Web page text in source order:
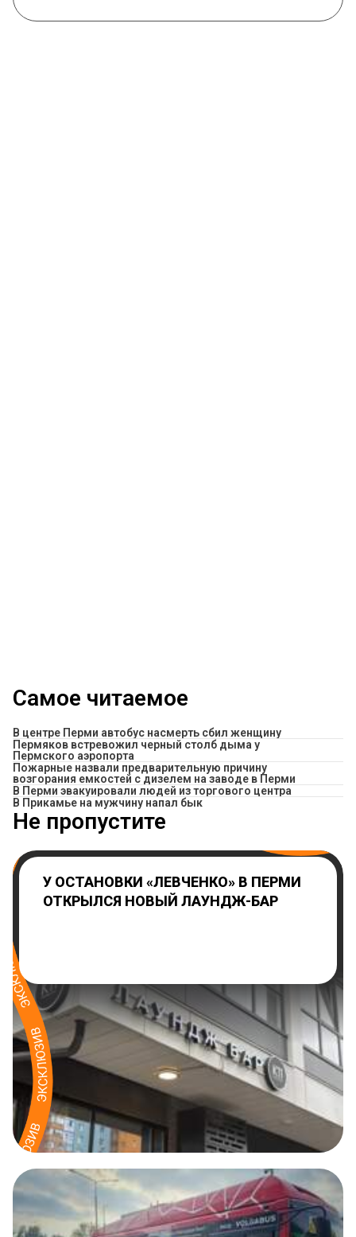
Самое читаемое
В центре Перми автобус насмерть сбил женщину
Пермяков встревожил черный столб дыма у
Пермского аэропорта
Пожарные назвали предварительную причину
возгорания емкостей с дизелем на заводе в Перми
В Перми эвакуировали людей из торгового центра
​В Прикамье на мужчину напал бык
Не пропустите
У ОСТАНОВКИ «ЛЕВЧЕНКО» В ПЕРМИ
ОТКРЫЛСЯ НОВЫЙ ЛАУНДЖ-БАР